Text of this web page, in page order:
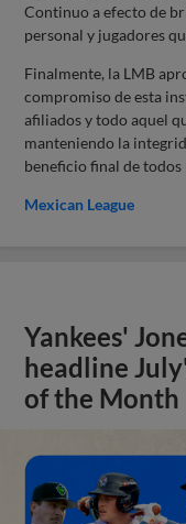
Continuo a efecto de
personal y jugadores
Finalmente, la LMB
compromiso de esta
afiliados y todo aquel
manteniendo la
beneficio final de todos
Mexican League
Yankees'
headline
of the Month